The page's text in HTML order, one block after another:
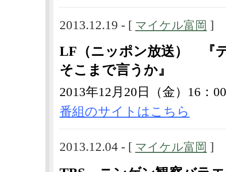
2013.12.19 - [ マイケル富岡 ]
LF（ニッポン放送） 『
そこまで言うか』
2013年12月20日（金）16：
番組のサイトはこちら
2013.12.04 - [ マイケル富岡 ]